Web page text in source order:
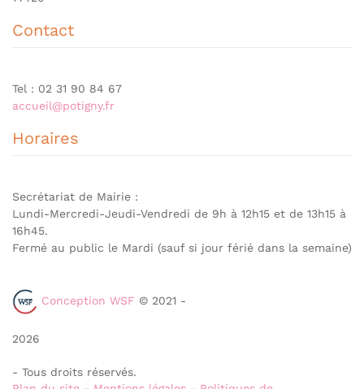
Contact
Tel : 02 31 90 84 67
accueil@potigny.fr
Horaires
Secrétariat de Mairie :
Lundi-Mercredi-Jeudi-Vendredi de 9h à 12h15 et de 13h15 à
16h45.
Fermé au public le Mardi (sauf si jour férié dans la semaine)
Conception WSF © 2021 -
2026
- Tous droits réservés.